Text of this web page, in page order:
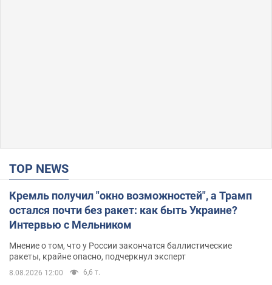
TOP NEWS
Кремль получил "окно возможностей", а Трамп
остался почти без ракет: как быть Украине?
Интервью с Мельником
Мнение о том, что у России закончатся баллистические
ракеты, крайне опасно, подчеркнул эксперт
8.08.2026 12:00 6,6 т.